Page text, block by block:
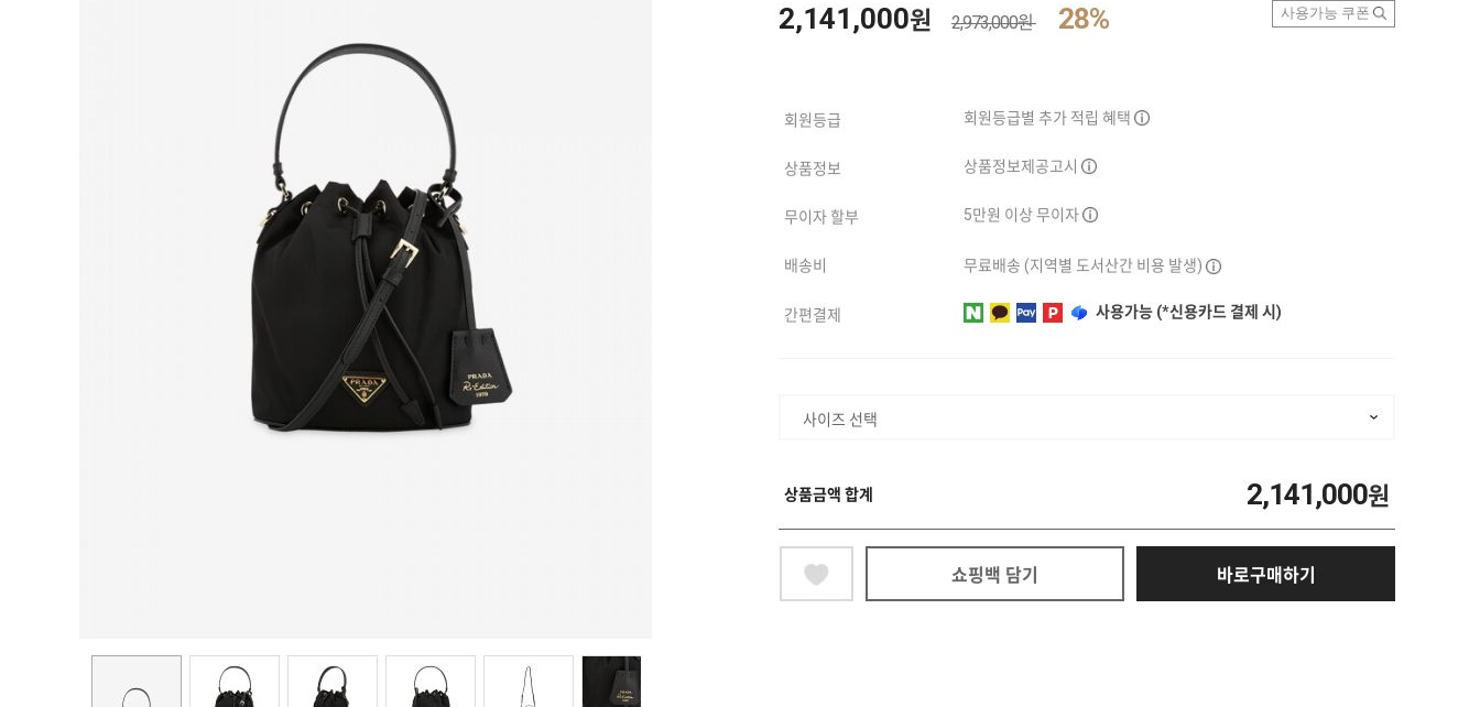
2,141,000원 2,973,000원 28% 사용가능 쿠폰
회원등급 회원등급별 추가 적립 혜택
상품정보 상품정보제공고시
무이자 할부 5만원 이상 무이자
배송비 무료배송 (지역별 도서산간 비용 발생)
간편결제 사용가능 (*신용카드 결제 시)
사이즈 선택
상품금액 합계 2,141,000원
쇼핑백 담기 바로구매하기